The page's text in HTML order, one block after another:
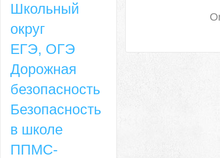
Школьный
округ
ЕГЭ, ОГЭ
Дорожная
безопасность
Безопасность
в школе
ППМС-